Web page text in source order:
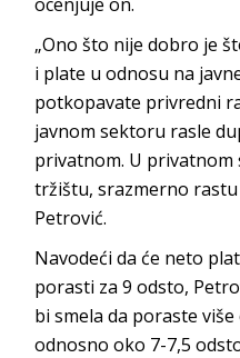
„Ono što nije dobro je
i plate u odnosu na
potkopavate privredni
javnom sektoru rasle
privatnom. U privatnom
tržištu, srazmerno
Petrović.
Navodeći da će neto
porasti za 9 odsto,
bi smela da poraste
odnosno oko 7-7,5